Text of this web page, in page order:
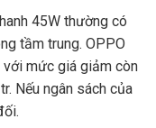
45W thường có
tầm trung. OPPO
mức giá giảm còn
Nếu ngân sách của